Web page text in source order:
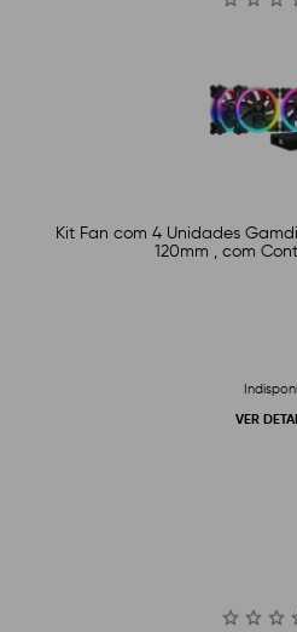
Kit Fan com 4 Unidades
120mm , com
VER